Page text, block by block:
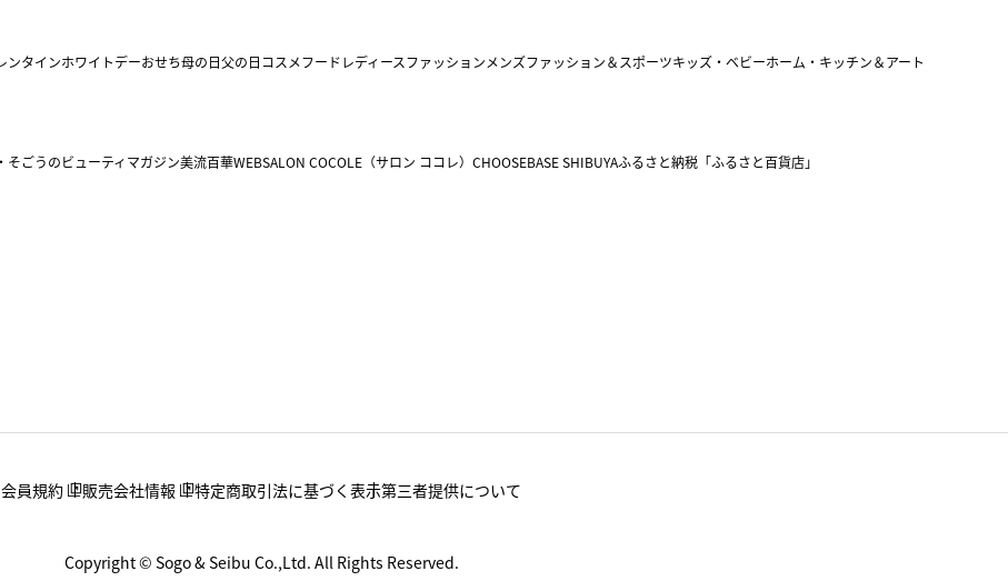
ンタインホワイトデーおせち母の日父の日 コスメフードレディースファッションメンズファッション＆スポーツキッズ・ベビーホーム・キッチン＆アート
そごうのビューティマガジン美流百華WEBSALON COCOLE（サロン ココレ） CHOOSEBASE SHIBUYAふるさと納税「ふるさと百貨店」
会員規約 販売会社情報 特定商取引法に基づく表示第三者提供について
Copyright © Sogo & Seibu Co.,Ltd. All Rights Reserved.